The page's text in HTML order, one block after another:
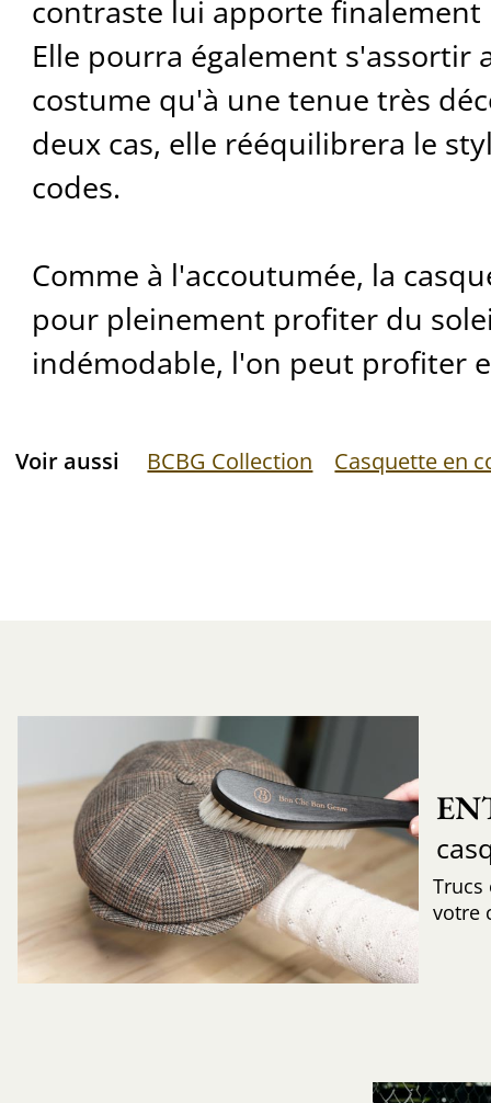
contraste lui apporte finalement
Elle pourra également s'assortir
costume qu'à une tenue très
deux cas, elle rééquilibrera le
codes.
Comme à l'accoutumée, la
pour pleinement profiter du
indémodable, l'on peut profiter
Voir aussi BCBG Collection Casquette en
votre